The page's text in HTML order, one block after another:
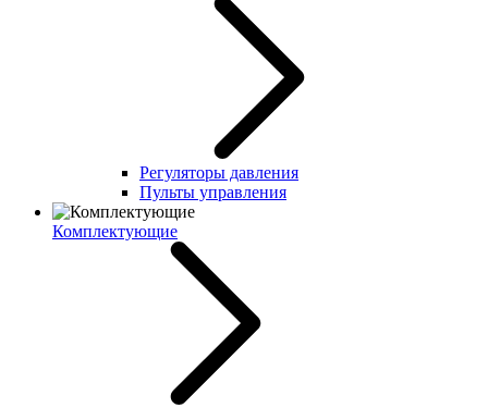
Регуляторы давления
Пульты управления
Комплектующие